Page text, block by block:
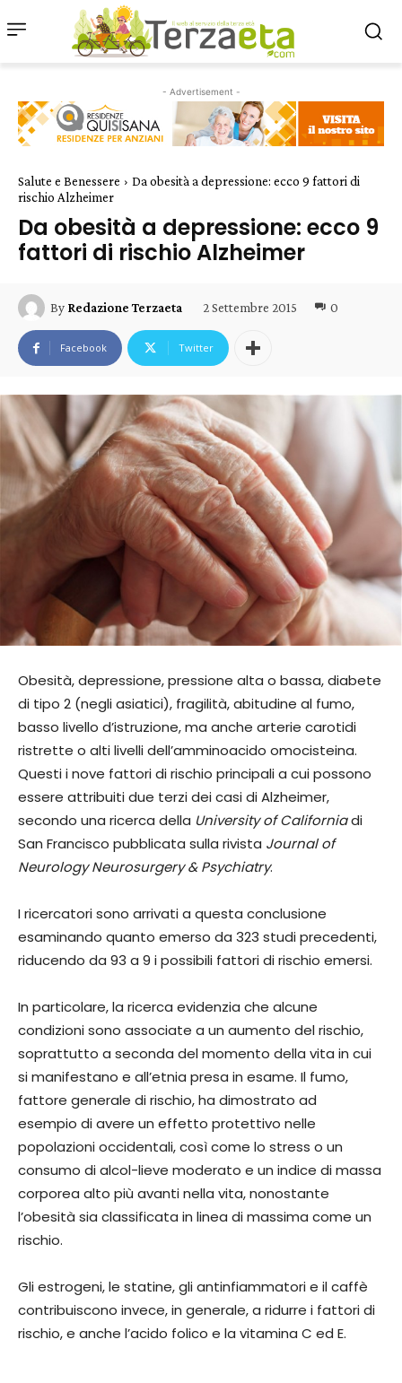
- Advertisement -
Salute e Benessere
Da obesità a depressione: ecco 9 fattori di
rischio Alzheimer
Da obesità a depressione: ecco 9
fattori di rischio Alzheimer
By Redazione Terzaeta 2 Settembre 2015 0
Facebook Twitter
Obesità, depressione, pressione alta o bassa, diabete
di tipo 2 (negli asiatici), fragilità, abitudine al fumo,
basso livello d’istruzione, ma anche arterie carotidi
ristrette o alti livelli dell’amminoacido omocisteina.
Questi i nove fattori di rischio principali a cui possono
essere attribuiti due terzi dei casi di Alzheimer,
secondo una ricerca della University of Californiadi
San Francisco pubblicata sulla rivista Journal of
Neurology Neurosurgery & Psychiatry.
I ricercatori sono arrivati a questa conclusione
esaminando quanto emerso da 323 studi precedenti,
riducendo da 93 a 9 i possibili fattori di rischio emersi.
In particolare, la ricerca evidenzia che alcune
condizioni sono associate a un aumento del rischio,
soprattutto a seconda del momento della vita in cui
si manifestano e all’etnia presa in esame. Il fumo,
fattore generale di rischio, ha dimostrato ad
esempio di avere un effetto protettivo nelle
popolazioni occidentali, così come lo stress o un
consumo di alcol-lieve moderato e un indice di massa
corporea alto più avanti nella vita, nonostante
l’obesità sia classificata in linea di massima come un
rischio.
Gli estrogeni, le statine, gli antinfiammatori e il caffè
contribuiscono invece, in generale, a ridurre i fattori di
rischio, e anche l’acido folico e la vitamina C ed E.